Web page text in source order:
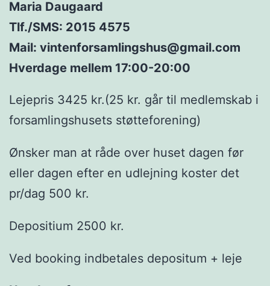
Maria Daugaard
Tlf./SMS: 2015 4575
Mail: vintenforsamlingshus@gmail.com
Hverdage mellem 17:00-20:00
Lejepris 3425 kr.(25 kr. går til medlemskab i
forsamlingshusets støtteforening)
Ønsker man at råde over huset dagen før
eller dagen efter en udlejning koster det
pr/dag 500 kr.
Depositium 2500 kr.
Ved booking indbetales depositum + leje